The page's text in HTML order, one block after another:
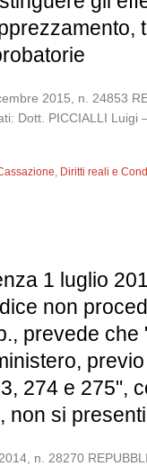
2015, n. 24853
Dott. PICCIALLI
, Diritti reali e
1 luglio
non
prevede
274 e 275",
si
n. 28270